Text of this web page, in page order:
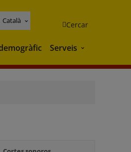
Català Cercar
Serveis Serveis